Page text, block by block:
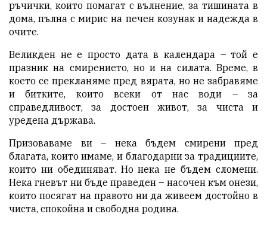
ръчички, които помагат с вълнение, за тишината в
дома, пълна с мирис на печен козунак и надежда в
очите.
Великден не е просто дата в календара – той е
празник на смирението, но и на силата. Време, в
което се прекланяме пред вярата, но не забравяме
и битките, които всеки от нас води – за
справедливост, за достоен живот, за чиста и
уредена държава.
Призоваваме ви – нека бъдем смирени пред
благата, които имаме, и благодарни за традициите,
които ни обединяват. Но нека не бъдем сломени.
Нека гневът ни бъде праведен – насочен към онези,
които посягат на правото ни да живеем достойно в
чиста, спокойна и свободна родина.